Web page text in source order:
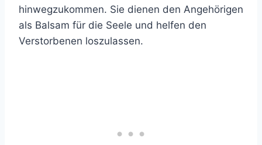
hinwegzukommen. Sie dienen den Angehörigen
als Balsam für die Seele und helfen den
Verstorbenen loszulassen.